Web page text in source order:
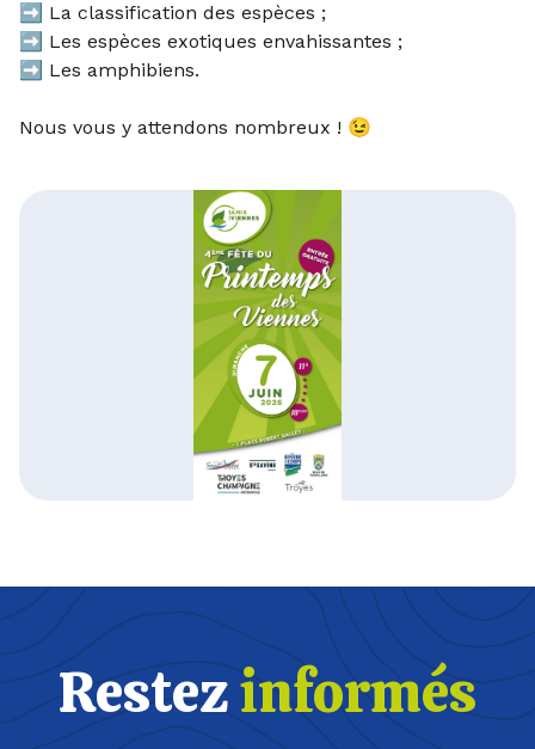
➡️ La classification des espèces ;
➡️ Les espèces exotiques envahissantes ;
➡️ Les amphibiens.
Nous vous y attendons nombreux ! 😉
Restezinformés